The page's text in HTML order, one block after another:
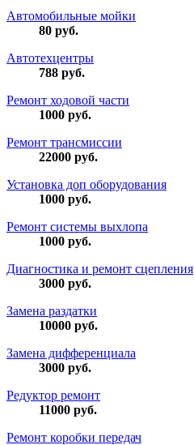
Автомобильные мойки
80 руб.
Автотехцентры
788 руб.
Ремонт ходовой части
1000 руб.
Ремонт трансмиссии
22000 руб.
Установка доп оборудования
1000 руб.
Ремонт системы выхлопа
1000 руб.
Диагностика и ремонт сцепления
3000 руб.
Замена раздатки
10000 руб.
Замена дифференциала
3000 руб.
Редуктор ремонт
11000 руб.
Ремонт коробки передач